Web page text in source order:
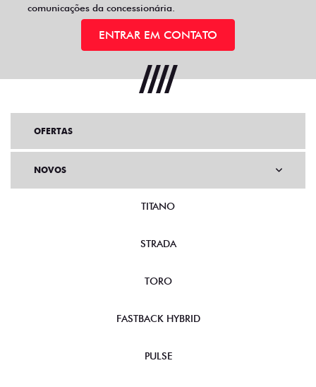
comunicações da concessionária.
ENTRAR EM CONTATO
OFERTAS
NOVOS
TITANO
STRADA
TORO
FASTBACK HYBRID
PULSE